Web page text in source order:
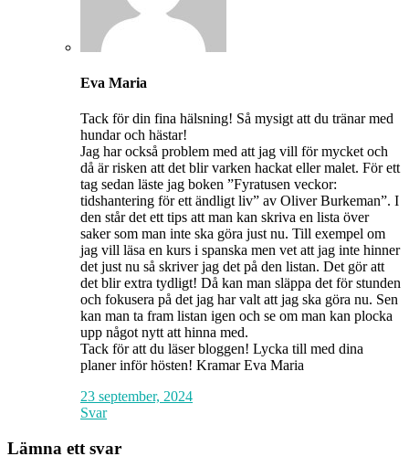
Eva Maria
Tack för din fina hälsning! Så mysigt att du tränar med
hundar och hästar!
Jag har också problem med att jag vill för mycket och
då är risken att det blir varken hackat eller malet. För ett
tag sedan läste jag boken ”Fyratusen veckor:
tidshantering för ett ändligt liv” av Oliver Burkeman”. I
den står det ett tips att man kan skriva en lista över
saker som man inte ska göra just nu. Till exempel om
jag vill läsa en kurs i spanska men vet att jag inte hinner
det just nu så skriver jag det på den listan. Det gör att
det blir extra tydligt! Då kan man släppa det för stunden
och fokusera på det jag har valt att jag ska göra nu. Sen
kan man ta fram listan igen och se om man kan plocka
upp något nytt att hinna med.
Tack för att du läser bloggen! Lycka till med dina
planer inför hösten! Kramar Eva Maria
23 september, 2024
Svar
Lämna ett svar